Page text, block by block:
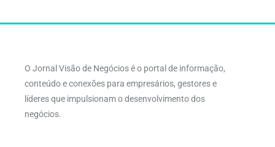
O Jornal Visão de Negócios é o portal de informação,
conteúdo e conexões para empresários, gestores e
líderes que impulsionam o desenvolvimento dos
negócios.